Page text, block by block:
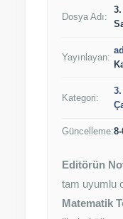
Dosya Adı:
Yayınlayan:
Kategori:
3.
Güncelleme:
Editörün
tam uyumlu
Matematik